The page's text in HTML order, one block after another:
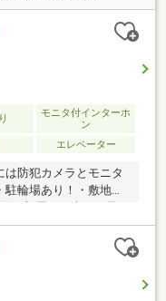
モニタ付インターホ
ン
エレベーター
防犯カメラとモニタ
輪場あり！・敷地内
の部屋で日当りと風
生活が可能ですね♪・バ
室に収納豊富♪・駐車
ョンされたい方へおす
も承っておりますの
なお部屋にすること